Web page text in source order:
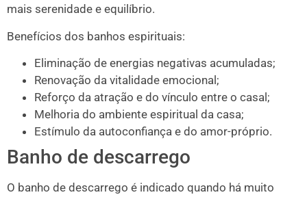
mais serenidade e equilíbrio.
Benefícios dos banhos espirituais:
Eliminação de energias negativas acumuladas;
Renovação da vitalidade emocional;
Reforço da atração e do vínculo entre o casal;
Melhoria do ambiente espiritual da casa;
Estímulo da autoconfiança e do amor-próprio.
Banho de descarrego
O banho de descarrego é indicado quando há muito